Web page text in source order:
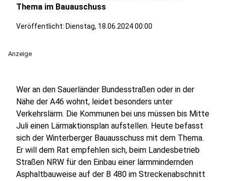
Thema im Bauauschuss
Veröffentlicht: Dienstag, 18.06.2024 00:00
Anzeige
Wer an den Sauerländer Bundesstraßen oder in der
Nähe der A46 wohnt, leidet besonders unter
Verkehrslärm. Die Kommunen bei uns müssen bis Mitte
Juli einen Lärmaktionsplan aufstellen. Heute befasst
sich der Winterberger Bauausschuss mit dem Thema.
Er will dem Rat empfehlen sich, beim Landesbetrieb
Straßen NRW für den Einbau einer lärmmindernden
Asphaltbauweise auf der B 480 im Streckenabschnitt